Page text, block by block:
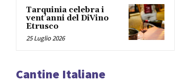
Tarquinia celebra i
vent’anni del DiVino
Etrusco
25 Luglio 2026
Cantine Italiane